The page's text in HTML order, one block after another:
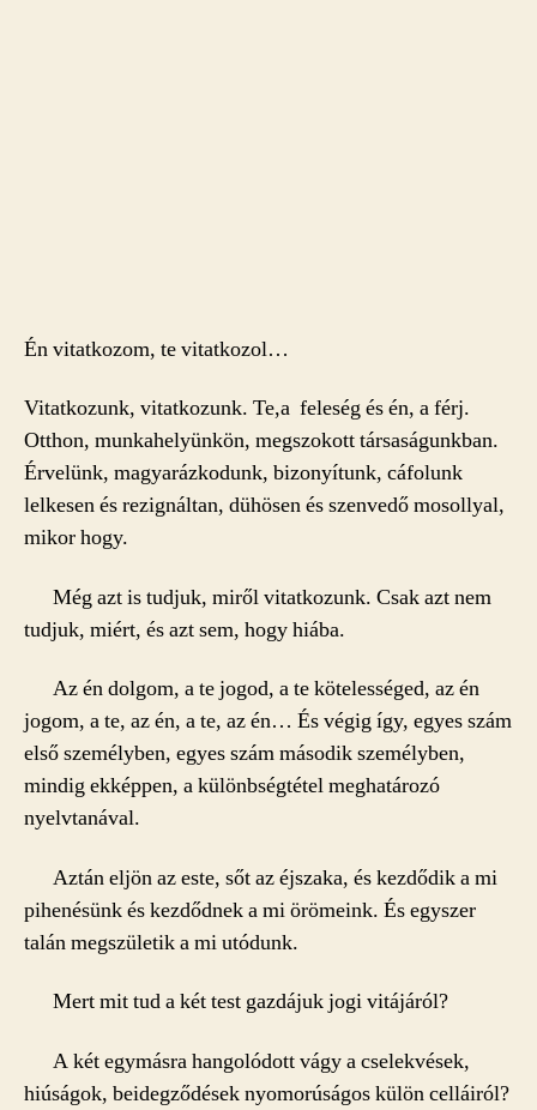
Én vitatkozom, te vitatkozol…
Vitatkozunk, vitatkozunk. Te,a feleség és én, a férj.
Otthon, munkahelyünkön, megszokott társaságunkban.
Érvelünk, magyarázkodunk, bizonyítunk, cáfolunk
lelkesen és rezignáltan, dühösen és szenvedő mosollyal,
mikor hogy.
Még azt is tudjuk, miről vitatkozunk. Csak azt nem
tudjuk, miért, és azt sem, hogy hiába.
Az én dolgom, a te jogod, a te kötelességed, az én
jogom, a te, az én, a te, az én… És végig így, egyes szám
első személyben, egyes szám második személyben,
mindig ekképpen, a különbségtétel meghatározó
nyelvtanával.
Aztán eljön az este, sőt az éjszaka, és kezdődik a mi
pihenésünk és kezdődnek a mi örömeink. És egyszer
talán megszületik a mi utódunk.
Mert mit tud a két test gazdájuk jogi vitájáról?
A két egymásra hangolódott vágy a cselekvések,
hiúságok, beidegződések nyomorúságos külön celláiról?